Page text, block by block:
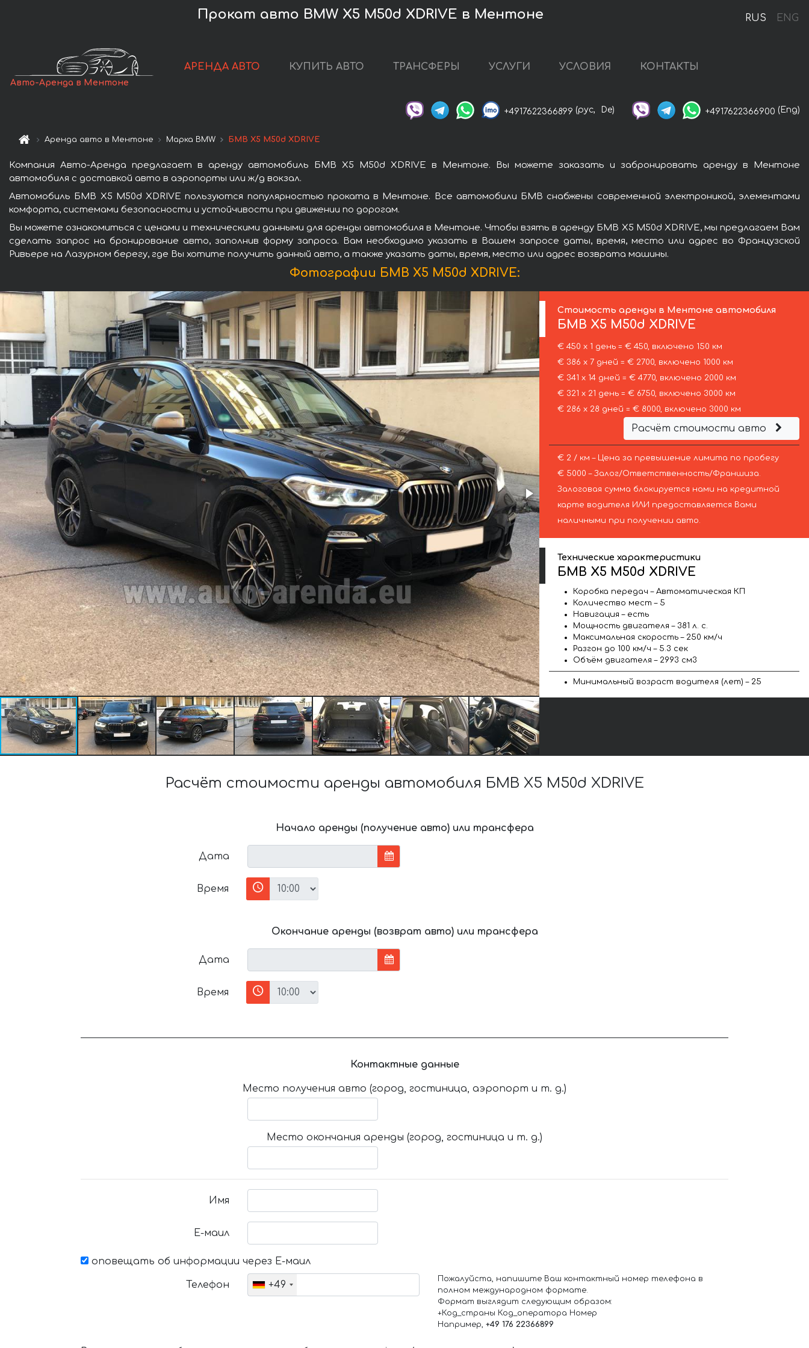
RUS ENG
Прокат авто BMW X5 M50d XDRIVE в Ментоне
Авто-Аренда в Ментоне
АРЕНДА АВТО КУПИТЬ АВТО ТРАНСФЕРЫ УСЛУГИ УСЛОВИЯ КОНТАКТЫ
+4917622366899 (рус, De) +4917622366900 (Eng)
Аренда авто в Ментоне Марка BMW БМВ X5 M50d XDRIVE
Компания Авто-Аренда предлагает в аренду автомобиль БМВ X5 M50d XDRIVE в Ментоне. Вы можете заказать и забронировать аренду в Ментоне
автомобиля с доставкой авто в аэропорты или ж/д вокзал.
Автомобиль БМВ X5 M50d XDRIVE пользуются популярностью проката в Ментоне. Все автомобили БМВ снабжены современной электроникой, элементами
комфорта, системами безопасности и устойчивости при движении по дорогам.
Вы можете ознакомиться с ценами и техническими данными для аренды автомобиля в Ментоне. Чтобы взять в аренду БМВ X5 M50d XDRIVE, мы предлагаем Вам
сделать запрос на бронирование авто, заполнив форму запроса. Вам необходимо указать в Вашем запросе даты, время, место или адрес во Французской
Ривьере на Лазурном берегу, где Вы хотите получить данный авто, а также указать даты, время, место или адрес возврата машины.
Фотографии БМВ X5 M50d XDRIVE:
Стоимость аренды в Ментоне автомобиля
БМВ X5 M50d XDRIVE
€ 450 х 1 день = € 450, включено 150 км
€ 386 х 7 дней = € 2700, включено 1000 км
€ 341 х 14 дней = € 4770, включено 2000 км
€ 321 х 21 день = € 6750, включено 3000 км
€ 286 х 28 дней = € 8000, включено 3000 км
Расчёт стоимости авто
€ 2 / км – Цена за превышение лимита по пробегу
€ 5000 – Залог/Ответственность/Франшиза.
Залоговая сумма блокируется нами на кредитной
карте водителя ИЛИ предоставляется Вами
наличными при получении авто.
Технические характеристики
БМВ X5 M50d XDRIVE
Коробка передач – Автоматическая КП
Количество мест – 5
Навигация – есть
Мощность двигателя – 381 л. с.
Максимальная скорость – 250 км/ч
Разгон до 100 км/ч – 5.3 сек
Объём двигателя – 2993 см3
Минимальный возраст водителя (лет) – 25
Расчёт стоимости аренды автомобиля БМВ X5 M50d XDRIVE
Начало аренды (получение авто) или трансфера
Дата
Время
Окончание аренды (возврат авто) или трансфера
Дата
Время
Контактные данные
Место получения авто (город, гостиница, аэропорт и т. д.)
Место окончания аренды (город, гостиница и т. д.)
Имя
Е-маил
оповещать об информации через Е-маил
Телефон +49
Пожалуйста, напишите Ваш контактный номер телефона в
полном международном формате.
Формат выглядит следующим образом:
+Код_страны Код_оператора Номер
Например, +49 176 22366899